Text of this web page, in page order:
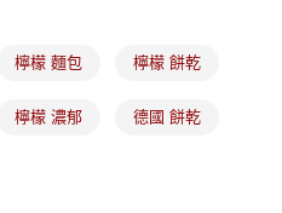
)免運費
檸檬 麵包 檸檬 餅乾
檸檬 濃郁 德國 餅乾